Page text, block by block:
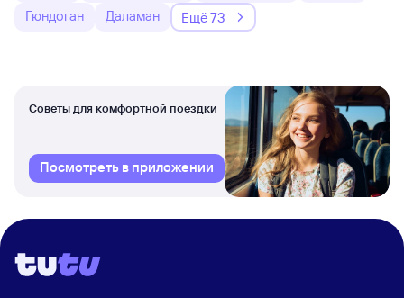
Гюндоган
Даламан Ещё 73
Советы для комфортной поездки
Посмотреть в приложении